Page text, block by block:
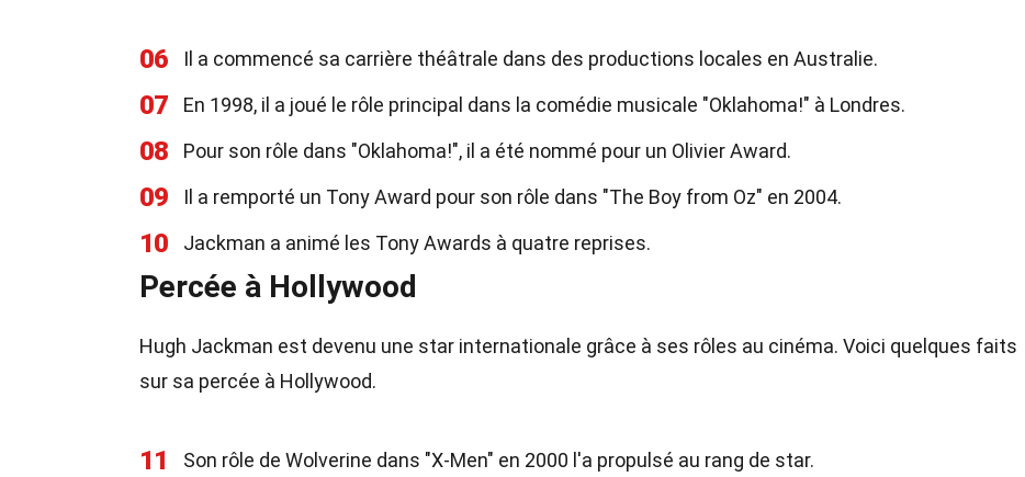
06 Il a commencé sa carrière théâtrale dans des productions locales en Australie.
07 En 1998, il a joué le rôle principal dans la comédie musicale "Oklahoma!" à Londres.
08 Pour son rôle dans "Oklahoma!", il a été nommé pour un Olivier Award.
09 Il a remporté un Tony Award pour son rôle dans "The Boy from Oz" en 2004.
10 Jackman a animé les Tony Awards à quatre reprises.
Percée à Hollywood
Hugh Jackman est devenu une star internationale grâce à ses rôles au cinéma. Voici quelques faits
sur sa percée à Hollywood.
11 Son rôle de Wolverine dans "X-Men" en 2000 l'a propulsé au rang de star.